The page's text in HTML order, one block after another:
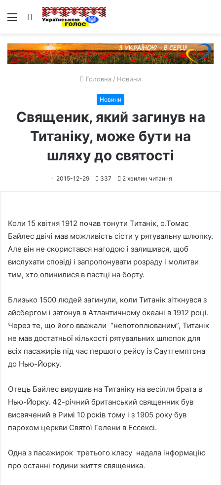
Меню Пошук
Головна / Новини
Новини
Священик, який загинув на
Титаніку, може бути на
шляху до святості
2015-12-29 337 2 хвилин читання
Коли 15 квітня 1912 почав тонути Титанік, о.Томас
Байлес двічі мав можливість сісти у рятувальну шлюпку.
Але він не скористався нагодою і залишився, щоб
вислухати сповіді і запропонувати розраду і молитви
тим, хто опинилися в пастці на борту.
Близько 1500 людей загинули, коли Титанік зіткнувся з
айсбергом і затонув в Атлантичному океані в 1912 році.
Через те, що його вважали “непотоплюваним”, Титанік
не мав достатньої кількості рятувальних шлюпок для
всіх пасажирів під час першого рейсу із Саутгемптона
до Нью-Йорку.
Отець Байлес вирушив на Титаніку на весілля брата в
Нью-Йорку. 42-річний британський священник був
висвячений в Римі 10 років тому і з 1905 року був
парохом церкви Святої Гелени в Ессексі.
Одна з пасажирок третього класу надала інформацію
про останні години життя священика.